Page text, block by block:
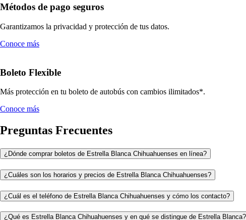
Métodos de pago seguros
Garantizamos la privacidad y protección de tus datos.
Conoce más
Boleto Flexible
Más protección en tu boleto de autobús con cambios ilimitados*.
Conoce más
Preguntas Frecuentes
¿Dónde comprar boletos de Estrella Blanca Chihuahuenses en línea?
¿Cuáles son los horarios y precios de Estrella Blanca Chihuahuenses?
¿Cuál es el teléfono de Estrella Blanca Chihuahuenses y cómo los contacto?
¿Qué es Estrella Blanca Chihuahuenses y en qué se distingue de Estrella Blanca?